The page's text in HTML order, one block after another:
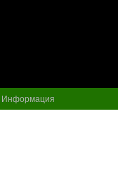
Информация